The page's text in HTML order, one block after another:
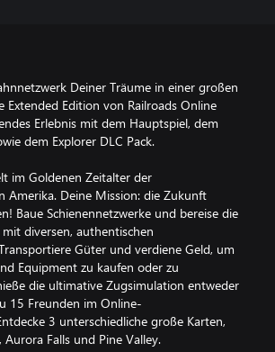
Deiner Träume in einer großen
Extended Edition von Railroads Online
Erlebnis mit dem Hauptspiel, dem
dem Explorer DLC Pack.
im Goldenen Zeitalter der
Amerika. Deine Mission: die Zukunft
Baue Schienennetzwerke und bereise die
diversen, authentischen
Güter und verdiene Geld, um
Equipment zu kaufen oder zu
die ultimative Zugsimulation entweder
15 Freunden im Online-
3 unterschiedliche große Karten,
Falls und Pine Valley.